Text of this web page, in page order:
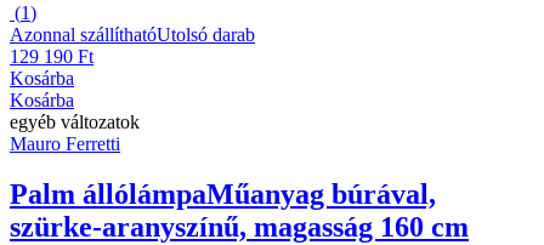
(1)
Azonnal szállíthatóUtolsó darab
129 190 Ft
Kosárba
Kosárba
egyéb változatok
Mauro Ferretti
Palm állólámpaMűanyag búrával,
szürke-aranyszínű, magasság 160 cm